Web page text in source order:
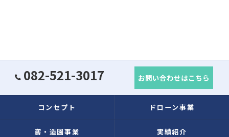
082-521-3017 お問い合わせはこちら
コンセプト ドローン事業
鳶・造園事業 実績紹介